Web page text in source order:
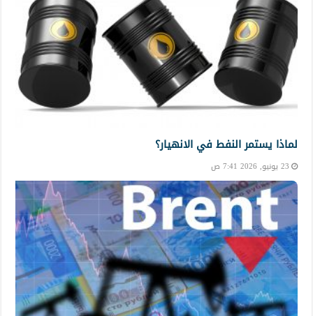
لماذا يستمر النفط في الانهيار؟
23 يونيو, 2026 7:41 ص